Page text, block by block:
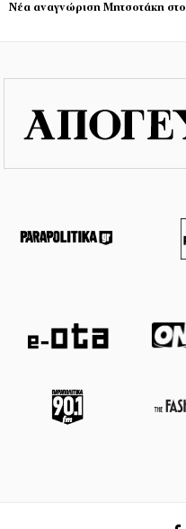
Νέα αναγνώριση Μητσοτάκη